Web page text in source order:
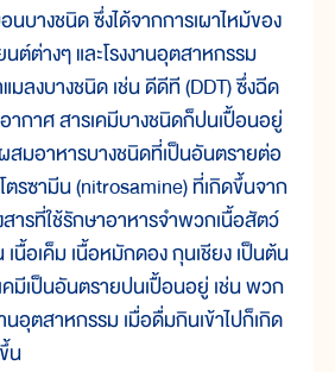
นบางชนิด ซึ่งได้จากการเผาไหม้ของ
นต์ต่างๆ และโรงงานอุตสาหกรรม
แมลงบางชนิด เช่น ดีดีที (DDT) ซึ่งฉีด
อากาศ สารเคมีบางชนิดก็ปนเปื้อนอยู่
ผสมอาหารบางชนิดที่เป็นอันตรายต่อ
รซามีน (nitrosamine) ที่เกิดขึ้นจาก
สารที่ใช้รักษาอาหารจำพวกเนื้อสัตว์
เนื้อเค็ม เนื้อหมักดอง กุนเชียง เป็นต้น
เคมีเป็นอันตรายปนเปื้อนอยู่ เช่น พวก
นอุตสาหกรรม เมื่อดื่มกินเข้าไปก็เกิด
ขึ้น